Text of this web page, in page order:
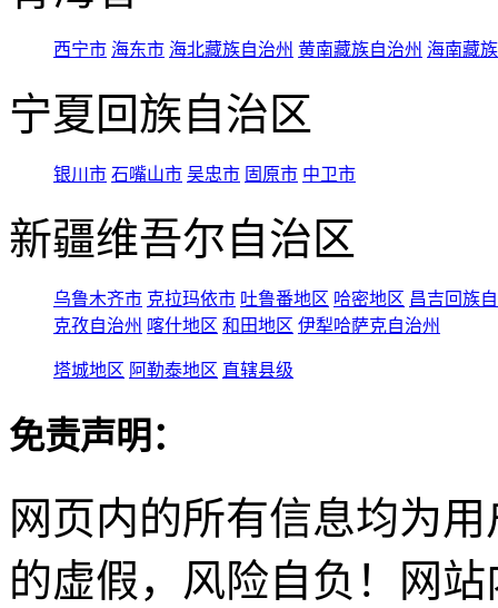
西宁市 海东市 海北藏族自治州 黄南藏族自治州 海南藏
宁夏回族自治区
银川市 石嘴山市 吴忠市 固原市 中卫市
新疆维吾尔自治区
乌鲁木齐市 克拉玛依市 吐鲁番地区 哈密地区 昌吉回族
克孜自治州 喀什地区 和田地区 伊犁哈萨克自治州
塔城地区 阿勒泰地区 直辖县级
免责声明：
网页内的所有信息均为
的虚假，风险自负！网